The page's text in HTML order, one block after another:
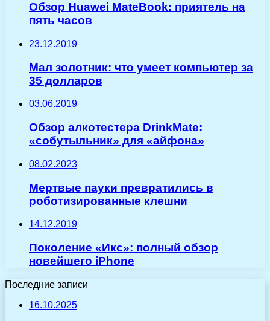
Обзор Huawei MateBook: приятель на
пять часов
23.12.2019
Мал золотник: что умеет компьютер за
35 долларов
03.06.2019
Обзор алкотестера DrinkMate:
«cобутыльник» для «айфона»
08.02.2023
Мертвые пауки превратились в
роботизированные клешни
14.12.2019
Поколение «Икс»: полный обзор
новейшего iPhone
Последние записи
16.10.2025